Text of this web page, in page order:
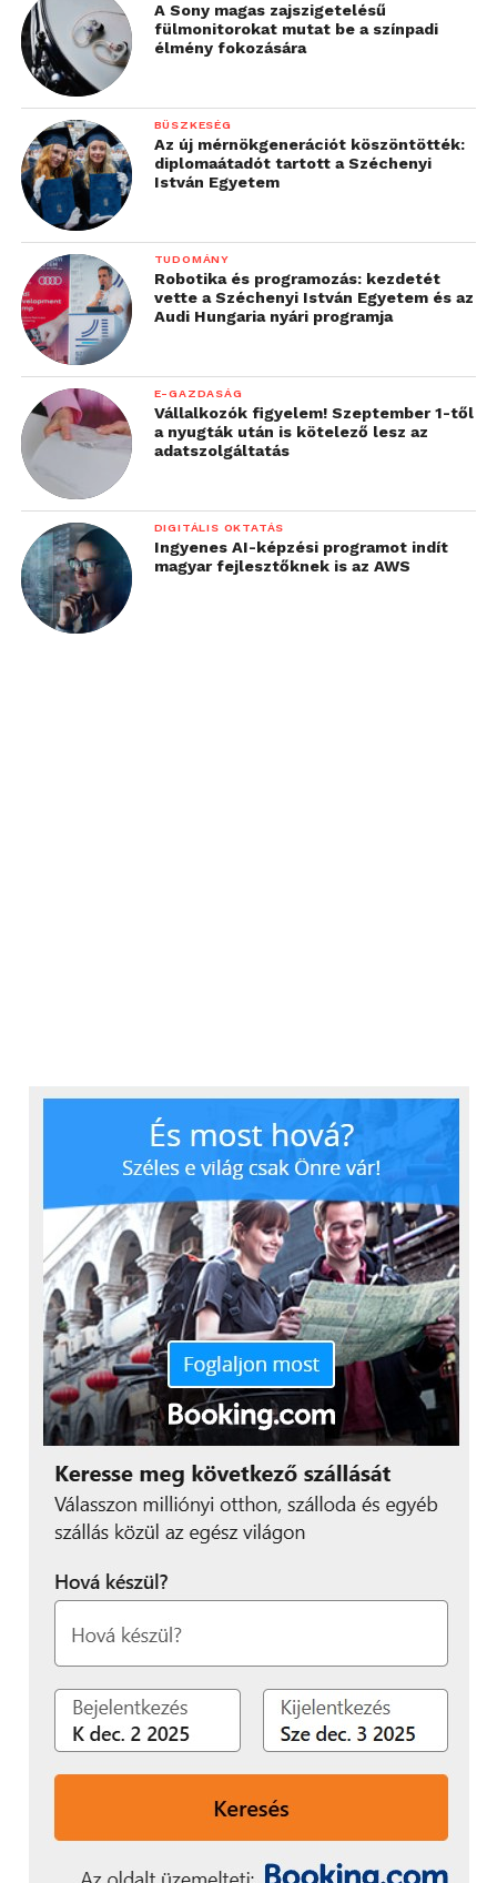
A Sony magas zajszigetelésű
fülmonitorokat mutat be a színpadi
élmény fokozására
BÜSZKESÉG
Az új mérnökgenerációt köszöntötték:
diplomaátadót tartott a Széchenyi
István Egyetem
TUDOMÁNY
Robotika és programozás: kezdetét
vette a Széchenyi István Egyetem és az
Audi Hungaria nyári programja
E-GAZDASÁG
Vállalkozók figyelem! Szeptember 1-től
a nyugták után is kötelező lesz az
adatszolgáltatás
DIGITÁLIS OKTATÁS
Ingyenes AI-képzési programot indít
magyar fejlesztőknek is az AWS